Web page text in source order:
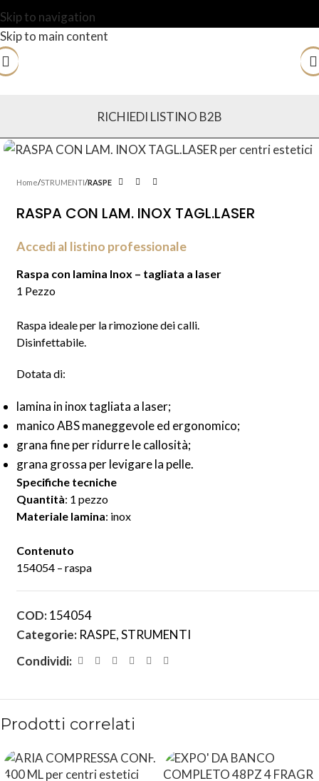
Skip to navigation
Skip to main content
RICHIEDI LISTINO B2B
Home STRUMENTI RASPE
RASPA CON LAM. INOX TAGL.LASER
Accedi al listino professionale
Raspa con lamina Inox – tagliata a laser
1 Pezzo
Raspa ideale per la rimozione dei calli.
Disinfettabile.
Dotata di:
lamina in inox tagliata a laser;
manico ABS maneggevole ed ergonomico;
grana fine per ridurre le callosità;
grana grossa per levigare la pelle.
Specifiche tecniche
Quantità: 1 pezzo
Materiale lamina: inox
Contenuto
154054 – raspa
COD:154054
Categorie: RASPE,STRUMENTI
Condividi:
Prodotti correlati